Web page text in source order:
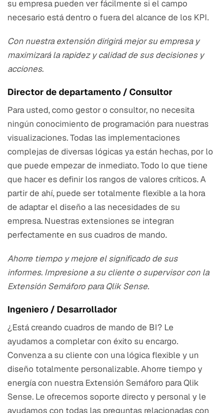
su empresa pueden ver fácilmente si el campo
necesario está dentro o fuera del alcance de los KPI.
Con nuestra extensión dirigirá mejor su empresa y
maximizará la rapidez y calidad de sus decisiones y
acciones.
Director de departamento / Consultor
Para usted, como gestor o consultor, no necesita
ningún conocimiento de programación para nuestras
visualizaciones. Todas las implementaciones
complejas de diversas lógicas ya están hechas, por lo
que puede empezar de inmediato. Todo lo que tiene
que hacer es definir los rangos de valores críticos. A
partir de ahí, puede ser totalmente flexible a la hora
de adaptar el diseño a las necesidades de su
empresa. Nuestras extensiones se integran
perfectamente en sus cuadros de mando.
Ahorre tiempo y mejore el significado de sus
informes. Impresione a su cliente o supervisor con la
Extensión Semáforo para Qlik Sense.
Ingeniero / Desarrollador
¿Está creando cuadros de mando de BI? Le
ayudamos a completar con éxito su encargo.
Convenza a su cliente con una lógica flexible y un
diseño totalmente personalizable. Ahorre tiempo y
energía con nuestra Extensión Semáforo para Qlik
Sense. Le ofrecemos soporte directo y personal y le
ayudamos con todas las preguntas relacionadas con